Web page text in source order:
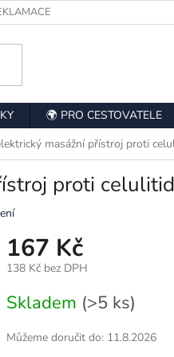
🌍 PRO CESTOVATELE
masážní přístroj proti
proti
167 Kč
138 Kč bez DPH
cena:
Skladem (>5 ks)
Můžeme doručit do: 11.8.2026